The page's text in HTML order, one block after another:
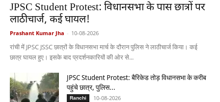
JPSC Student Protest: विधानसभा के पास छात्रों पर
लाठीचार्ज, कई घायल!
Prashant Kumar Jha - 10-08-2026
रांची में JPSC JSSC छात्रों के विधानसभा मार्च के दौरान पुलिस ने लाठीचार्ज किया। कई
छात्र घायल हुए। इसके बाद प्रदर्शनकारियों की ओर से...
JPSC Student Protest: बैरिकेड तोड़ विधानसभा के करीब
पहुंचे छात्र, पुलिस...
Ranchi 10-08-2026